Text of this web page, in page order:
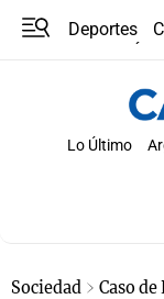
Deportes
Lo Último
Sociedad Caso